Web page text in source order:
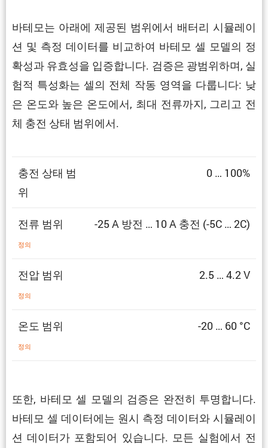
바테모는 아래에 제공된 범위에서 배터리 시뮬레이
션 및 측정 데이터를 비교하여 바테모 셀 모델의 정
확성과 유효성을 입증합니다. 검증은 광범위하며, 실
험적 특성화는 셀의 전체 작동 영역을 다룹니다: 낮
은 온도와 높은 온도에서, 최대 전류까지, 그리고 전
체 충전 상태 범위에서.
충전 상태 범
위
0 … 100%
전류 범위
정의
-25 A 방전 … 10 A 충전 (-5C … 2C)
전압 범위
정의
2.5 … 4.2 V
온도 범위
정의
-20 … 60 °C
또한, 바테모 셀 모델의 검증은 완전히 투명합니다.
바테모 셀 데이터에는 원시 측정 데이터와 시뮬레이
션 데이터가 포함되어 있습니다. 모든 실험에서 전